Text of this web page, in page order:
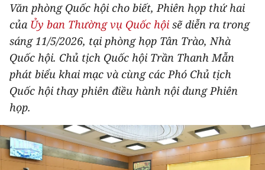
PHÁP LUẬT
DU LỊCH
THẾ GIỚI
THỂ THAO
GIÁO DỤC
Y TẾ
Văn phòng Quốc hội cho biết, Phiên họp thứ hai
của Ủy ban Thường vụ Quốc hội sẽ diễn ra trong
sáng 11/5/2026, tại phòng họp Tân Trào, Nhà
Quốc hội. Chủ tịch Quốc hội Trần Thanh Mẫn
phát biểu khai mạc và cùng các Phó Chủ tịch
Quốc hội thay phiên điều hành nội dung Phiên
họp.